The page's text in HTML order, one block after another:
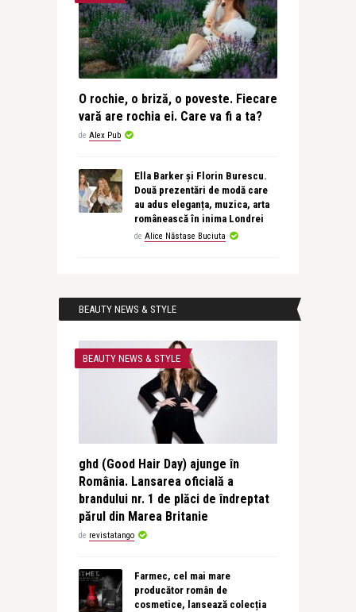
O rochie, o briză, o poveste. Fiecare
vară are rochia ei. Care va fi a ta?
de Alex Pub
Ella Barker și Florin Burescu.
Două prezentări de modă care
au adus eleganța, muzica, arta
românească în inima Londrei
de Alice Năstase Buciuta
BEAUTY NEWS & STYLE
BEAUTY NEWS & STYLE
ghd (Good Hair Day) ajunge în
România. Lansarea oficială a
brandului nr. 1 de plăci de îndreptat
părul din Marea Britanie
de revistatango
Farmec, cel mai mare
producător român de
cosmetice, lansează colecția